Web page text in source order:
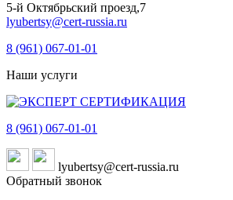
5-й Октябрьский проезд,7
lyubertsy@cert-russia.ru
8 (961) 067-01-01
Наши услуги
8 (961) 067-01-01
lyubertsy@cert-russia.ru
Обратный звонок